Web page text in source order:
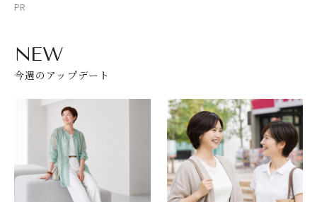
PR
NEW
今週のアップデート